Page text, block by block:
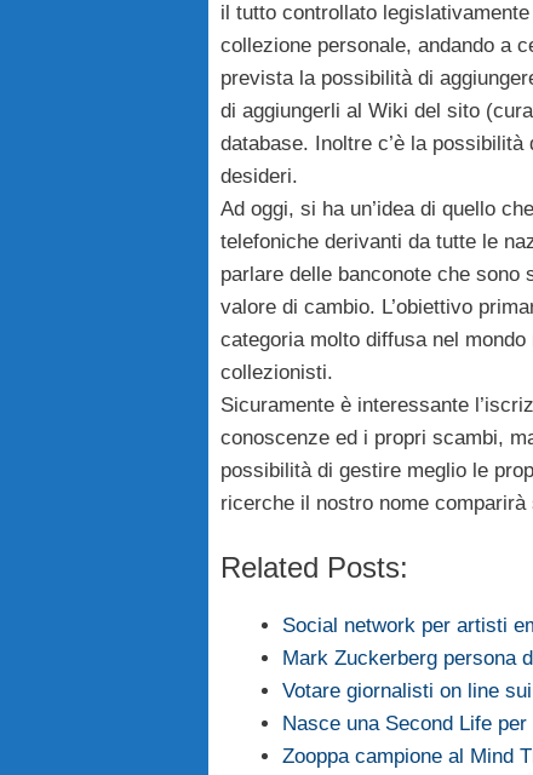
il tutto controllato
collezione personale, andando a
prevista la possibilità di
di aggiungerli al Wiki del sito
database. Inoltre c’è la
desideri.
Ad oggi, si ha un’idea di quello
telefoniche derivanti da tutte le
parlare delle banconote che sono
valore di cambio. L’obiettivo
categoria molto diffusa nel
collezionisti.
Sicuramente è interessante
conoscenze ed i propri scambi,
possibilità di gestire meglio le
ricerche il nostro nome
Related Posts:
Social network per artisti
Mark Zuckerberg persona
Votare giornalisti on line
Nasce una Second Life
Zooppa campione al Mind